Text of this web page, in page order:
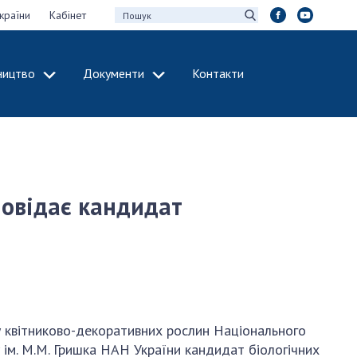
Кабінет
Документи Контакти
НАН
України
установах
СПІВРОБІТНИЦТВО
організаціях
Міжнародні угоди
Нормативні акти
кандидат
квітниково-декоративних рослин Національного
ім. М.М. Гришка НАН України кандидат біологічних